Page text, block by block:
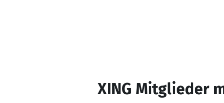
XING Mitglieder